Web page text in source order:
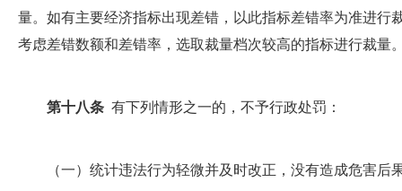
量。如有主要经济指标出现差错，以此指标差错率为准进行
考虑差错数额和差错率，选取裁量档次较高的指标进行裁量
第十八条 有下列情形之一的，不予行政处罚：
（一）统计违法行为轻微并及时改正，没有造成危害后